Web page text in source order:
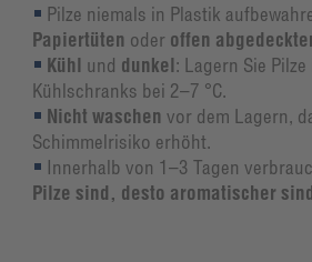
Pilze niemals in Plastik
Papiertüten oder offen
Kühl und dunkel: Lagern Sie
Kühlschranks bei 2–7 °C.
Nicht waschen vor dem Lagern,
Schimmelrisiko erhöht.
Innerhalb von 1–3 Tagen
Pilze sind, desto aromatischer